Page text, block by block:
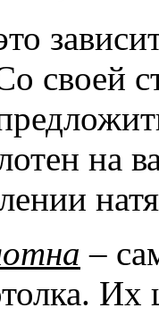
своей
на
–
Их